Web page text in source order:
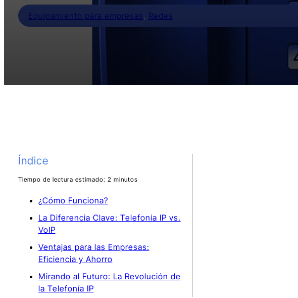
Equipamiento para empresas, Redes
Índice
Tiempo de lectura estimado: 2 minutos
¿Cómo Funciona?
La Diferencia Clave: Telefonía IP vs.
VoIP
Ventajas para las Empresas:
Eficiencia y Ahorro
Mirando al Futuro: La Revolución de
la Telefonía IP